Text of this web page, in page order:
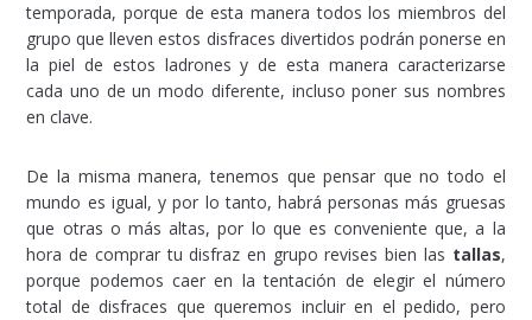
temporada, porque de esta manera todos los miembros del
grupo que lleven estos disfraces divertidos podrán ponerse en
la piel de estos ladrones y de esta manera caracterizarse
cada uno de un modo diferente, incluso poner sus nombres
en clave.
De la misma manera, tenemos que pensar que no todo el
mundo es igual, y por lo tanto, habrá personas más gruesas
que otras o más altas, por lo que es conveniente que, a la
hora de comprar tu disfraz en grupo revises bien las tallas,
porque podemos caer en la tentación de elegir el número
total de disfraces que queremos incluir en el pedido, pero